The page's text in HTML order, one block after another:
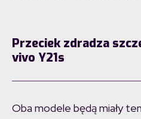
Przeciek zdradza
vivo Y21s
Oba modele będą miały